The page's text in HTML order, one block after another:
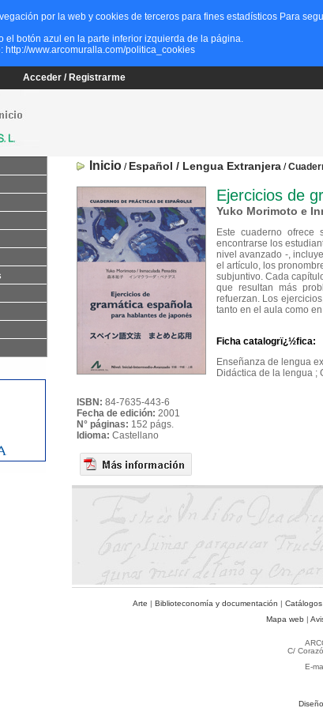
por la web y cookies de terceros para fines estadísticos Para
botón azul en la parte inferior izquierda de la página.
http://www.arcomuralla.com/politica_cookies
Acceder / Registrarme
Inicio / Español / Lengua Extranjera /
ISBN: 84-7635-443-6
Fecha de edición: 2001
N° páginas: 152 págs.
Idioma: Castellano
Ejercicios de
Yuko Morimoto e
Este cuaderno ofrece
encontrarse los
nivel avanzado -,
el artículo, los
subjuntivo. Cada
que resultan más
refuerzan. Los
tanto en el aula como
Ficha catalogrï¿½fica:
Enseñanza de lengua
Didáctica de la lengua ;
Arte | Biblioteconomía y documentación | Catálogos
Mapa web |
C/
E-